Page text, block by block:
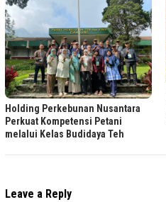
Holding Perkebunan Nusantara
Perkuat Kompetensi Petani
melalui Kelas Budidaya Teh
Leave a Reply